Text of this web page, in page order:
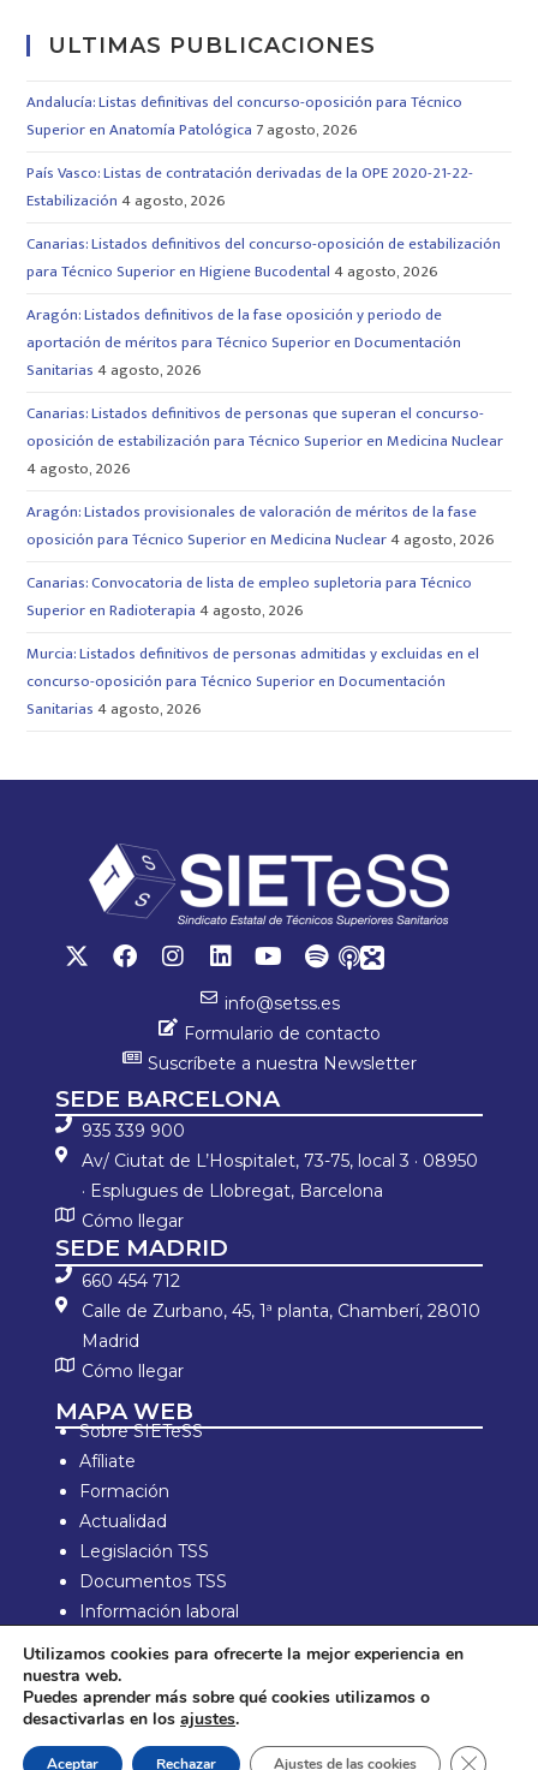
ULTIMAS PUBLICACIONES
Andalucía: Listas definitivas del concurso-oposición para Técnico
Superior en Anatomía Patológica 7 agosto, 2026
País Vasco: Listas de contratación derivadas de la OPE 2020-21-22-
Estabilización 4 agosto, 2026
Canarias: Listados definitivos del concurso-oposición de estabilización
para Técnico Superior en Higiene Bucodental 4 agosto, 2026
Aragón: Listados definitivos de la fase oposición y periodo de
aportación de méritos para Técnico Superior en Documentación
Sanitarias 4 agosto, 2026
Canarias: Listados definitivos de personas que superan el concurso-
oposición de estabilización para Técnico Superior en Medicina Nuclear
4 agosto, 2026
Aragón: Listados provisionales de valoración de méritos de la fase
oposición para Técnico Superior en Medicina Nuclear4 agosto, 2026
Canarias: Convocatoria de lista de empleo supletoria para Técnico
Superior en Radioterapia 4 agosto, 2026
Murcia: Listados definitivos de personas admitidas y excluidas en el
concurso-oposición para Técnico Superior en Documentación
Sanitarias 4 agosto, 2026
info@setss.es
Formulario de contacto
Suscríbete a nuestra Newsletter
SEDE BARCELONA
935 339 900
Av/ Ciutat de L’Hospitalet, 73-75, local 3 · 08950
· Esplugues de Llobregat, Barcelona
Cómo llegar
SEDE MADRID
660 454 712
Calle de Zurbano, 45, 1ª planta, Chamberí, 28010
Madrid
Cómo llegar
MAPA WEB
Sobre SIETeSS
Afíliate
Formación
Actualidad
Legislación TSS
Documentos TSS
Información laboral
Aviso Legal y política de privacidad
Política de compra y devolución
Utilizamos cookies para ofrecerte la mejor experiencia en
nuestra web.
Puedes aprender más sobre qué cookies utilizamos o
desactivarlas en los ajustes.
Aceptar Rechazar Ajustes de las cookies Cerrar el